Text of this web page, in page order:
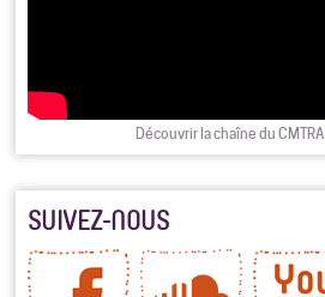
Découvrir la chaîne du CMTRA
SUIVEZ-NOUS